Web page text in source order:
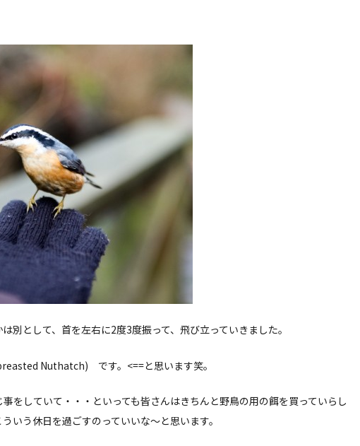
別として、首を左右に2度3度振って、飛び立っていきました。
Nuthatch) です。<==と思います笑。
をしていて・・・といっても皆さんはきちんと野鳥の用の餌を買っていらし
いう休日を過ごすのっていいな〜と思います。